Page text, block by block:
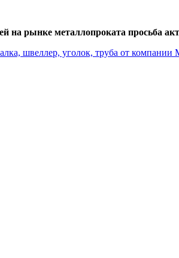
на рынке металлопроката просьба